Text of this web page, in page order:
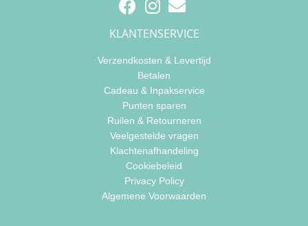
KLANTENSERVICE
Verzendkosten & Levertijd
Betalen
Cadeau & Inpakservice
Punten sparen
Ruilen & Retourneren
Veelgestelde vragen
Klachtenafhandeling
Cookiebeleid
Privacy Policy
Algemene Voorwaarden